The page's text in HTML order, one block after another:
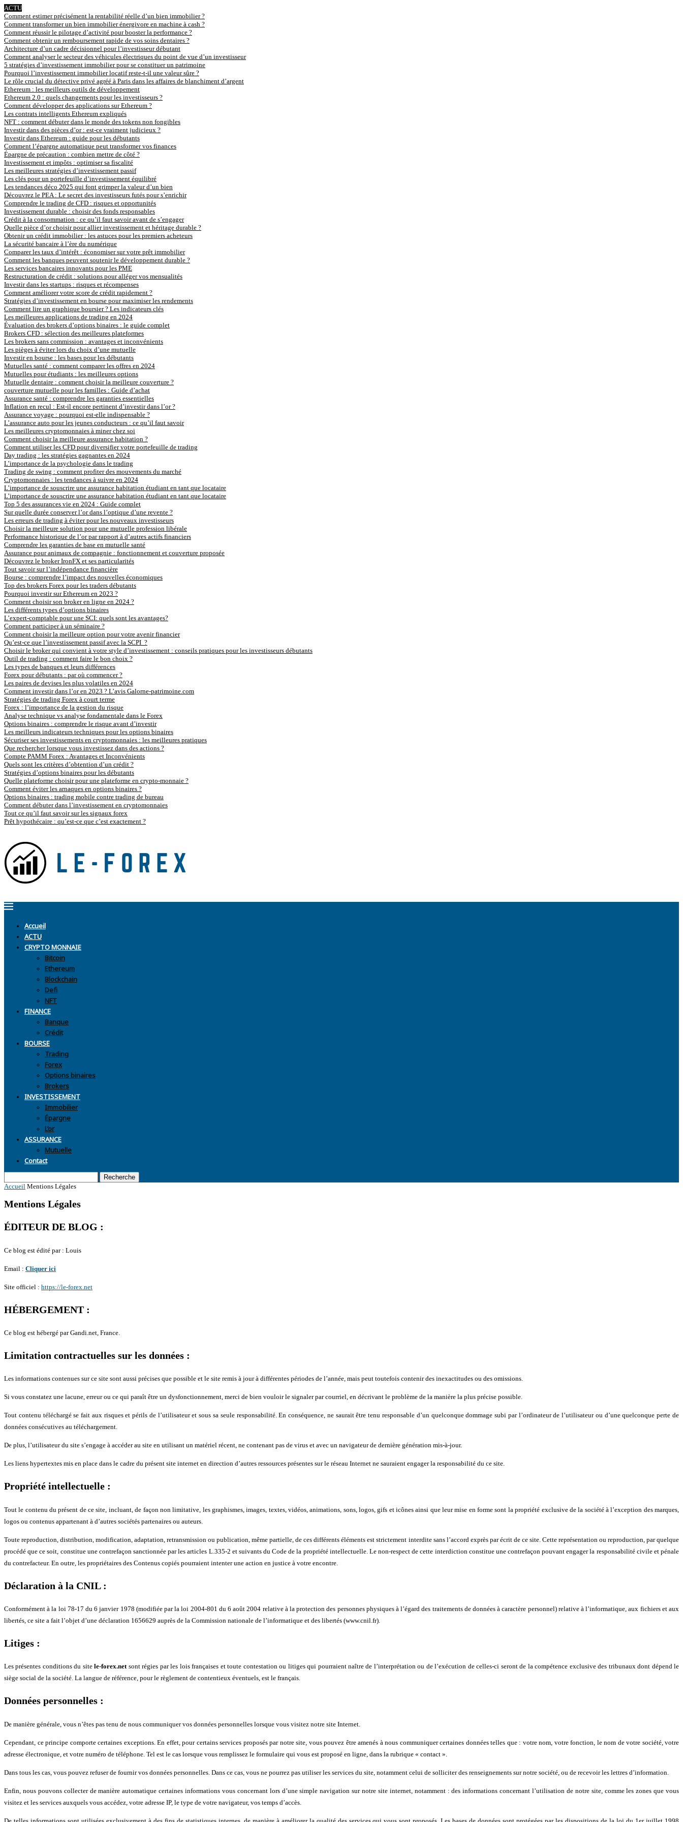
ACTU
Comment estimer précisément la rentabilité réelle d’un bien immobilier ?
Comment transformer un bien immobilier énergivore en machine à cash ?
Comment réussir le pilotage d’activité pour booster la performance ?
Comment obtenir un remboursement rapide de vos soins dentaires ?
Architecture d’un cadre décisionnel pour l’investisseur débutant
Comment analyser le secteur des véhicules électriques du point de vue d’un investisseur
5 stratégies d’investissement immobilier pour se constituer un patrimoine
Pourquoi l’investissement immobilier locatif reste-t-il une valeur sûre ?
Le rôle crucial du détective privé agréé à Paris dans les affaires de blanchiment d’argent
Ethereum : les meilleurs outils de développement
Ethereum 2.0 : quels changements pour les investisseurs ?
Comment développer des applications sur Ethereum ?
Les contrats intelligents Ethereum expliqués
NFT : comment débuter dans le monde des tokens non fongibles
Investir dans des pièces d’or : est-ce vraiment judicieux ?
Investir dans Ethereum : guide pour les débutants
Comment l’épargne automatique peut transformer vos finances
Épargne de précaution : combien mettre de côté ?
Investissement et impôts : optimiser sa fiscalité
Les meilleures stratégies d’investissement passif
Les clés pour un portefeuille d’investissement équilibré
Les tendances déco 2025 qui font grimper la valeur d’un bien
Découvrez le PEA : Le secret des investisseurs futés pour s’enrichir
Comprendre le trading de CFD : risques et opportunités
Investissement durable : choisir des fonds responsables
Crédit à la consommation : ce qu’il faut savoir avant de s’engager
Quelle pièce d’or choisir pour allier investissement et héritage durable ?
Obtenir un crédit immobilier : les astuces pour les premiers acheteurs
La sécurité bancaire à l’ère du numérique
Comparer les taux d’intérêt : économiser sur votre prêt immobilier
Comment les banques peuvent soutenir le développement durable ?
Les services bancaires innovants pour les PME
Restructuration de crédit : solutions pour alléger vos mensualités
Investir dans les startups : risques et récompenses
Comment améliorer votre score de crédit rapidement ?
Stratégies d’investissement en bourse pour maximiser les rendements
Comment lire un graphique boursier ? Les indicateurs clés
Les meilleures applications de trading en 2024
Évaluation des brokers d’options binaires : le guide complet
Brokers CFD : sélection des meilleures plateformes
Les brokers sans commission : avantages et inconvénients
Les pièges à éviter lors du choix d’une mutuelle
Investir en bourse : les bases pour les débutants
Mutuelles santé : comment comparer les offres en 2024
Mutuelles pour étudiants : les meilleures options
Mutuelle dentaire : comment choisir la meilleure couverture ?
couverture mutuelle pour les familles : Guide d’achat
Assurance santé : comprendre les garanties essentielles
Inflation en recul : Est-il encore pertinent d’investir dans l’or ?
Assurance voyage : pourquoi est-elle indispensable ?
L’assurance auto pour les jeunes conducteurs : ce qu’il faut savoir
Les meilleures cryptomonnaies à miner chez soi
Comment choisir la meilleure assurance habitation ?
Comment utiliser les CFD pour diversifier votre portefeuille de trading
Day trading : les stratégies gagnantes en 2024
L’importance de la psychologie dans le trading
Trading de swing : comment profiter des mouvements du marché
Cryptomonnaies : les tendances à suivre en 2024
L’importance de souscrire une assurance habitation étudiant en tant que locataire
L’importance de souscrire une assurance habitation étudiant en tant que locataire
Top 5 des assurances vie en 2024 : Guide complet
Sur quelle durée conserver l’or dans l’optique d’une revente ?
Les erreurs de trading à éviter pour les nouveaux investisseurs
Choisir la meilleure solution pour une mutuelle profession libérale
Performance historique de l’or par rapport à d’autres actifs financiers
Comprendre les garanties de base en mutuelle santé
Assurance pour animaux de compagnie : fonctionnement et couverture proposée
Découvrez le broker IronFX et ses particularités
Tout savoir sur l’indépendance financière
Bourse : comprendre l’impact des nouvelles économiques
Top des brokers Forex pour les traders débutants
Pourquoi investir sur Ethereum en 2023 ?
Comment choisir son broker en ligne en 2024 ?
Les différents types d’options binaires
L’expert-comptable pour une SCI: quels sont les avantages?
Comment participer à un séminaire ?
Comment choisir la meilleure option pour votre avenir financier
Qu’est-ce que l’investissement passif avec la SCPI ?
Choisir le broker qui convient à votre style d’investissement : conseils pratiques pour les investisseurs débutants
Outil de trading : comment faire le bon choix ?
Les types de banques et leurs différences
Forex pour débutants : par où commencer ?
Les paires de devises les plus volatiles en 2024
Comment investir dans l’or en 2023 ? L’avis Galorne-patrimoine.com
Stratégies de trading Forex à court terme
Forex : l’importance de la gestion du risque
Analyse technique vs analyse fondamentale dans le Forex
Options binaires : comprendre le risque avant d’investir
Les meilleurs indicateurs techniques pour les options binaires
Sécuriser ses investissements en cryptomonnaies : les meilleures pratiques
Que rechercher lorsque vous investissez dans des actions ?
Compte PAMM Forex : Avantages et Inconvénients
Quels sont les critères d’obtention d’un crédit ?
Stratégies d’options binaires pour les débutants
Quelle plateforme choisir pour une plateforme en crypto-monnaie ?
Comment éviter les arnaques en options binaires ?
Options binaires : trading mobile contre trading de bureau
Comment débuter dans l’investissement en cryptomonnaies
Tout ce qu’il faut savoir sur les signaux forex
Prêt hypothécaire : qu’est-ce que c’est exactement ?
Accueil
ACTU
CRYPTO MONNAIE
Bitcoin
Ethereum
Blockchain
Defi
NFT
FINANCE
Banque
Crédit
BOURSE
Trading
Forex
Options binaires
Brokers
INVESTISSEMENT
Immobilier
Épargne
L’or
ASSURANCE
Mutuelle
Contact
Recherche
Accueil Mentions Légales
Mentions Légales
ÉDITEUR DE BLOG :
Ce blog est édité par : Louis
Email : Cliquer ici
Site officiel : https://le-forex.net
HÉBERGEMENT :
Ce blog est hébergé par Gandi.net, France.
Limitation contractuelles sur les données :
Les informations contenues sur ce site sont aussi précises que possible et le site remis à jour à différentes périodes de l’année, mais peut toutefois contenir des inexactitudes ou des omissions.
Si vous constatez une lacune, erreur ou ce qui paraît être un dysfonctionnement, merci de bien vouloir le signaler par courriel, en décrivant le problème de la manière la plus précise possible.
Tout contenu téléchargé se fait aux risques et périls de l’utilisateur et sous sa seule responsabilité. En conséquence, ne saurait être tenu responsable d’un quelconque dommage subi par l’ordinateur de l’utilisateur ou d’une quelconque perte de
données consécutives au téléchargement.
De plus, l’utilisateur du site s’engage à accéder au site en utilisant un matériel récent, ne contenant pas de virus et avec un navigateur de dernière génération mis-à-jour.
Les liens hypertextes mis en place dans le cadre du présent site internet en direction d’autres ressources présentes sur le réseau Internet ne sauraient engager la responsabilité du ce site.
Propriété intellectuelle :
Tout le contenu du présent de ce site, incluant, de façon non limitative, les graphismes, images, textes, vidéos, animations, sons, logos, gifs et icônes ainsi que leur mise en forme sont la propriété exclusive de la société à l’exception des marques,
logos ou contenus appartenant à d’autres sociétés partenaires ou auteurs.
Toute reproduction, distribution, modification, adaptation, retransmission ou publication, même partielle, de ces différents éléments est strictement interdite sans l’accord exprès par écrit de ce site. Cette représentation ou reproduction, par quelque
procédé que ce soit, constitue une contrefaçon sanctionnée par les articles L.335-2 et suivants du Code de la propriété intellectuelle. Le non-respect de cette interdiction constitue une contrefaçon pouvant engager la responsabilité civile et pénale
du contrefacteur. En outre, les propriétaires des Contenus copiés pourraient intenter une action en justice à votre encontre.
Déclaration à la CNIL :
Conformément à la loi 78-17 du 6 janvier 1978 (modifiée par la loi 2004-801 du 6 août 2004 relative à la protection des personnes physiques à l’égard des traitements de données à caractère personnel) relative à l’informatique, aux fichiers et aux
libertés, ce site a fait l’objet d’une déclaration 1656629 auprès de la Commission nationale de l’informatique et des libertés (www.cnil.fr).
Litiges :
Les présentes conditions du sitele-forex.netsont régies par les lois françaises et toute contestation ou litiges qui pourraient naître de l’interprétation ou de l’exécution de celles-ci seront de la compétence exclusive des tribunaux dont dépend le
siège social de la société. La langue de référence, pour le règlement de contentieux éventuels, est le français.
Données personnelles :
De manière générale, vous n’êtes pas tenu de nous communiquer vos données personnelles lorsque vous visitez notre site Internet.
Cependant, ce principe comporte certaines exceptions. En effet, pour certains services proposés par notre site, vous pouvez être amenés à nous communiquer certaines données telles que : votre nom, votre fonction, le nom de votre société, votre
adresse électronique, et votre numéro de téléphone. Tel est le cas lorsque vous remplissez le formulaire qui vous est proposé en ligne, dans la rubrique « contact ».
Dans tous les cas, vous pouvez refuser de fournir vos données personnelles. Dans ce cas, vous ne pourrez pas utiliser les services du site, notamment celui de solliciter des renseignements sur notre société, ou de recevoir les lettres d’information.
Enfin, nous pouvons collecter de manière automatique certaines informations vous concernant lors d’une simple navigation sur notre site internet, notamment : des informations concernant l’utilisation de notre site, comme les zones que vous
visitez et les services auxquels vous accédez, votre adresse IP, le type de votre navigateur, vos temps d’accès.